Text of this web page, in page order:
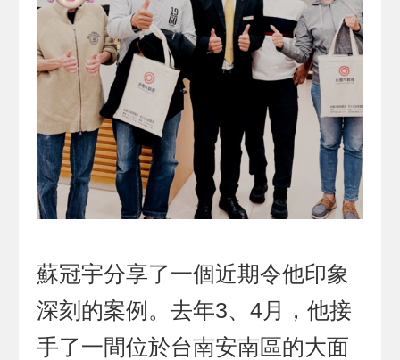
蘇冠宇分享了一個近期令他印象
深刻的案例。去年3、4月，他接
手了一間位於台南安南區的大面